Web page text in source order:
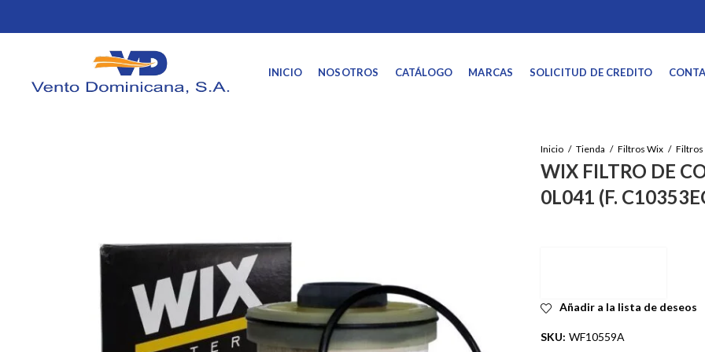
INICIO NOSOTROS CATÁLOGO MARCAS SOLICITUD DE CREDITO
Inicio Tienda Filtros Wix
WIX FILTRO DE
0L041 (F.
Añadir a la lista de deseos
SKU: WF10559A